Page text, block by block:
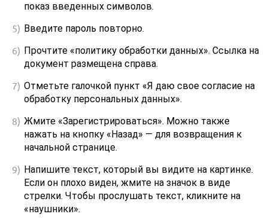
показ введенных символов.
Введите пароль повторно.
Прочтите «политику обработки данных». Ссылка на
документ размещена справа.
Отметьте галочкой пункт «Я даю свое согласие на
обработку персональных данных».
Жмите «Зарегистрироваться». Можно также
нажать на кнопку «Назад» — для возвращения к
начальной странице.
Напишите текст, который вы видите на картинке.
Если он плохо виден, жмите на значок в виде
стрелки. Чтобы прослушать текст, кликните на
«наушники».